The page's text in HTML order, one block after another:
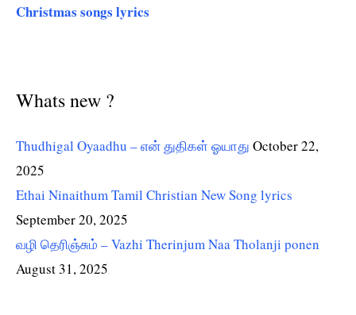
Christmas songs lyrics
Whats new ?
Thudhigal Oyaadhu – என் துதிகள் ஓயாது October 22,
2025
Ethai Ninaithum Tamil Christian New Song lyrics
September 20, 2025
வழி தெரிஞ்சும் – Vazhi Therinjum Naa Tholanji ponen
August 31, 2025